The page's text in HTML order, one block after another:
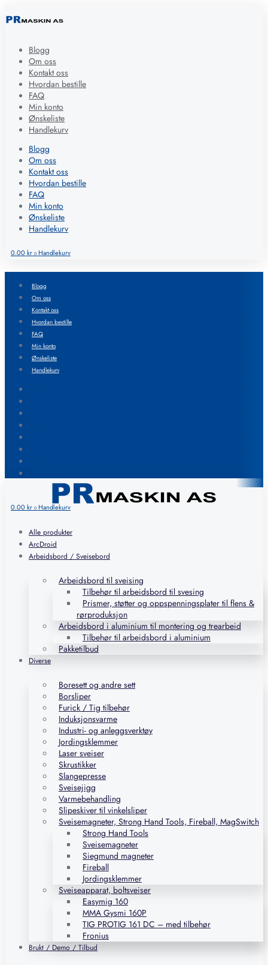
Blogg
Om oss
Kontakt oss
Hvordan bestille
FAQ
Min konto
Ønskeliste
Handlekurv
Blogg
Om oss
Kontakt oss
Hvordan bestille
FAQ
Min konto
Ønskeliste
Handlekurv
0.00kr 0 Handlekurv
Blogg
Om oss
Kontakt oss
Hvordan bestille
FAQ
Min konto
Ønskeliste
Handlekurv
0.00kr 0 Handlekurv
Alle produkter
ArcDroid
Arbeidsbord / Sveisebord
Arbeidsbord til sveising
Tilbehør til arbeidsbord til svesing
Prismer, støtter og oppspenningsplater til flens &
rørproduksjon
Arbeidsbord i aluminium til montering og trearbeid
Tilbehør til arbeidsbord i aluminium
Pakketilbud
Diverse
Boresett og andre sett
Borsliper
Furick / Tig tilbehør
Induksjonsvarme
Industri- og anleggsverktøy
Jordingsklemmer
Laser sveiser
Skrustikker
Slangepresse
Sveisejigg
Varmebehandling
Slipeskiver til vinkelsliper
Sveisemagneter, Strong Hand Tools, Fireball, MagSwitch
Strong Hand Tools
Sveisemagneter
Siegmund magneter
Fireball
Jordingsklemmer
Sveiseapparat, boltsveiser
Easymig 160
MMA Gysmi 160P
TIG PROTIG 161 DC – med tilbehør
Fronius
Brukt / Demo / Tilbud